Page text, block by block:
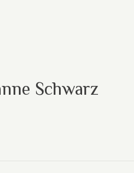
Schwarz